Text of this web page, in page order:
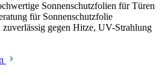
Sonnenschutzfolien für Türen
für Sonnenschutzfolie
gegen Hitze, UV-Strahlung